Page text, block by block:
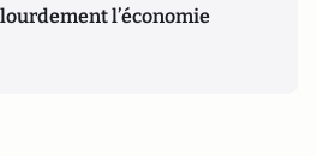
l’économie